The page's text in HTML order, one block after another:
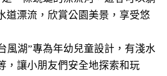
道漂流，欣賞公園美景，享受悠
風湖”專為年幼兒童設計，有淺水
，讓小朋友們安全地探索和玩